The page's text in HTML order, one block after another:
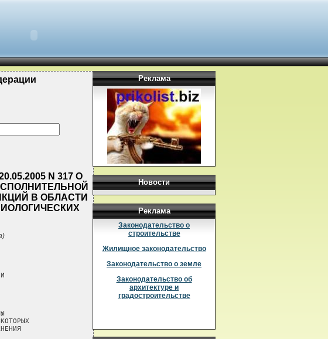
N 317 О
В ОБЛАСТИ
Реклама
Новости
Реклама
Законодательство о
строительстве
Жилищное законодательство
Законодательство о земле
Законодательство об
архитектуре и
градостроительстве